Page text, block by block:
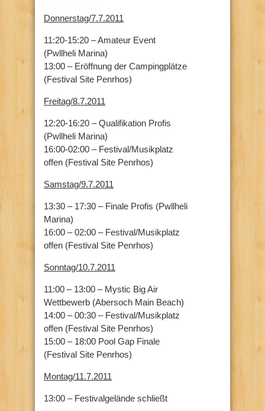
Donnerstag/7.7.2011
11:20-15:20 – Amateur Event
(Pwllheli Marina)
13:00 – Eröffnung der Campingplätze
(Festival Site Penrhos)
Freitag/8.7.2011
12:20-16:20 – Qualifikation Profis
(Pwllheli Marina)
16:00-02:00 – Festival/Musikplatz
offen (Festival Site Penrhos)
Samstag/9.7.2011
13:30 – 17:30 – Finale Profis (Pwllheli
Marina)
16:00 – 02:00 – Festival/Musikplatz
offen (Festival Site Penrhos)
Sonntag/10.7.2011
11:00 – 13:00 – Mystic Big Air
Wettbewerb (Abersoch Main Beach)
14:00 – 00:30 – Festival/Musikplatz
offen (Festival Site Penrhos)
15:00 – 18:00 Pool Gap Finale
(Festival Site Penrhos)
Montag/11.7.2011
13:00 – Festivalgelände schließt